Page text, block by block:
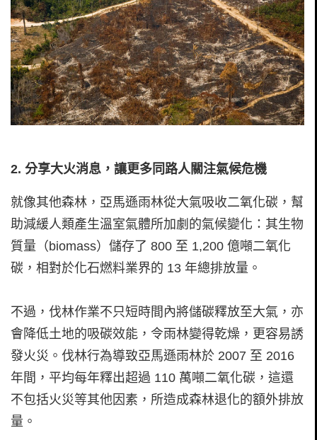
2. 分享大火消息，讓更多同路人關注氣候危機
就像其他森林，亞馬遜雨林從大氣吸收二氧化碳，幫
助減緩人類產生溫室氣體所加劇的氣候變化：其生物
質量（biomass）儲存了 800 至 1,200 億噸二氧化
碳，相對於化石燃料業界的 13 年總排放量。
不過，伐林作業不只短時間內將儲碳釋放至大氣，亦
會降低土地的吸碳效能，令雨林變得乾燥，更容易誘
發火災。伐林行為導致亞馬遜雨林於 2007 至 2016
年間，平均每年釋出超過 110 萬噸二氧化碳，這還
不包括火災等其他因素，所造成森林退化的額外排放
量。